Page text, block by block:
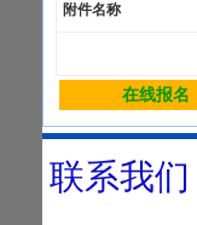
附件名称
在线报名
联系我们